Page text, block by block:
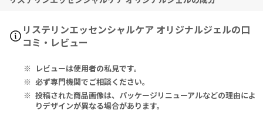
Sodium Monofluorophosphate 0.76% (0.13% w/v Fluoride Io
n).
Inactive Ingredients: Water, Sorbitol, Hydrated Silica, Glyce
rin, PEG-32, Sodium Lauryl Sulfate, Cellulose Gum, Sodium S
accharin, Eucalyptol, Methyl Salicylate, Thymol, Phosphoric
Acid, Menthol, Sodium Phosphate, Xanthan Gum, Benzoic Ac
リステリンエッセンシャルケア オリジナルジェルの口
コミ・レビュー
レビューは使用者の私見です。
必ず専門機関でご相談ください。
投稿された商品画像は、パッケージリニューアルなどの理由によ
りデザインが異なる場合があります。